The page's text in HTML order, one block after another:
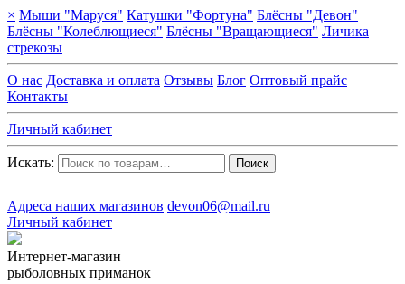
× Мыши "Маруся" Катушки "Фортуна" Блёсны "Девон"
Блёсны "Колеблющиеся" Блёсны "Вращающиеся" Личика
стрекозы
О нас Доставка и оплата Отзывы Блог Оптовый прайс
Контакты
Личный кабинет
Искать: Поиск
Адреса наших магазинов devon06@mail.ru
Личный кабинет
Интернет-магазин
рыболовных приманок